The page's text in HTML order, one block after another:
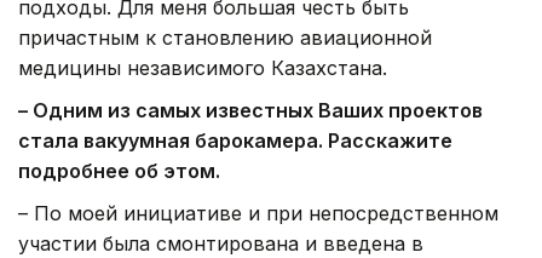
подходы. Для меня большая честь быть
причастным к становлению авиационной
медицины независимого Казахстана.
– Одним из самых известных Ваших проектов
стала вакуумная барокамера. Расскажите
подробнее об этом.
– По моей инициативе и при непосредственном
участии была смонтирована и введена в